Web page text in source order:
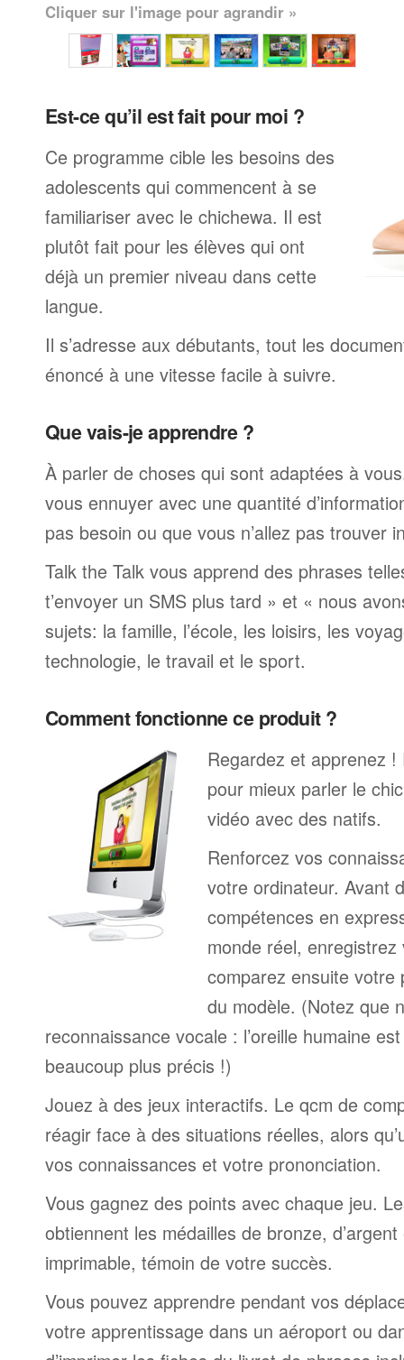
Cliquer sur l'image pour agrandir »
Est-ce qu’il est fait pour moi ?
Ce programme cible les besoins des
adolescents qui commencent à se
familiariser avec le chichewa. Il est
plutôt fait pour les élèves qui ont
déjà un premier niveau dans cette
langue.
Il s’adresse aux débutants, tout les
énoncé à une vitesse facile à suivre.
Que vais-je apprendre ?
À parler de choses qui sont adaptées à
vous ennuyer avec une quantité
pas besoin ou que vous n’allez pas trouver
Talk the Talk vous apprend des phrases
t’envoyer un SMS plus tard » et « nous
sujets: la famille, l’école, les loisirs, les
technologie, le travail et le sport.
Comment fonctionne ce produit ?
Regardez et apprenez
pour mieux parler le
vidéo avec des natifs.
Renforcez vos
votre ordinateur. Avant
compétences en
monde réel,
comparez ensuite votre
du modèle. (Notez que
reconnaissance vocale : l’oreille humaine
beaucoup plus précis !)
Jouez à des jeux interactifs. Le qcm de
réagir face à des situations réelles, alors
vos connaissances et votre prononciation.
Vous gagnez des points avec chaque jeu.
obtiennent les médailles de bronze,
imprimable, témoin de votre succès.
Vous pouvez apprendre pendant vos
votre apprentissage dans un aéroport ou